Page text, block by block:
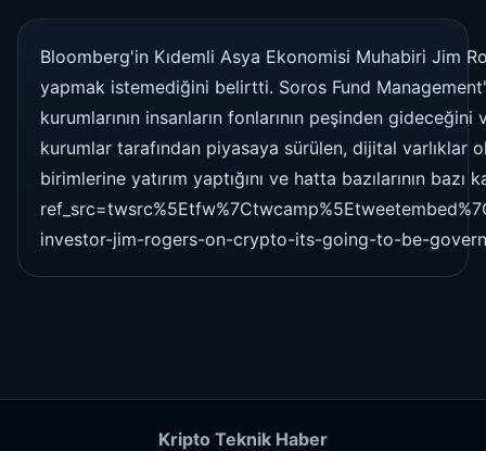
Bloomberg'in Kıdemli Asya Ekonomisi Muhabiri Jim
yapmak istemediğini belirtti. Soros Fund
kurumlarının insanların fonlarının peşinden
kurumlar tarafından piyasaya sürülen, dijital varlıklar
birimlerine yatırım yaptığını ve hatta bazılarının
investor-jim-rogers-on-crypto-its-going-to-be-
Kripto Teknik Haber